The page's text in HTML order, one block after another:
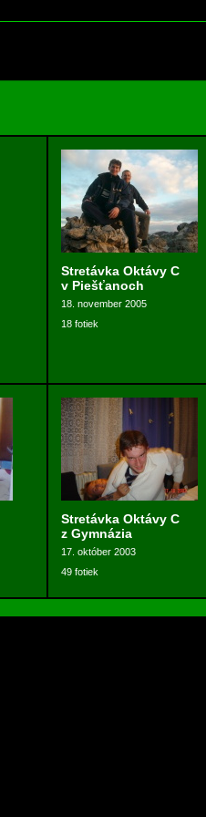
Stretávka Oktávy C
v Piešťanoch
18. november 2005
18 fotiek
Stretávka Oktávy C
z Gymnázia
17. október 2003
49 fotiek